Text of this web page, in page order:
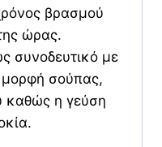
βρασμού
ώρας.
συνοδευτικό με
σούπας,
καθώς η γεύση